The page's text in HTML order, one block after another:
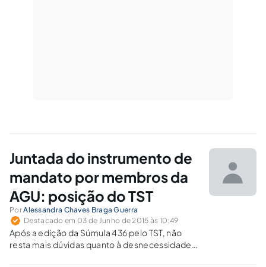
Juntada do instrumento de
mandato por membros da
AGU: posição do TST
PorAlessandra Chaves Braga Guerra
Destacado em 03 de Junho de 2015 às 10:49
Após a edição da Súmula 436 pelo TST, não
resta mais dúvidas quanto à desnecessidade